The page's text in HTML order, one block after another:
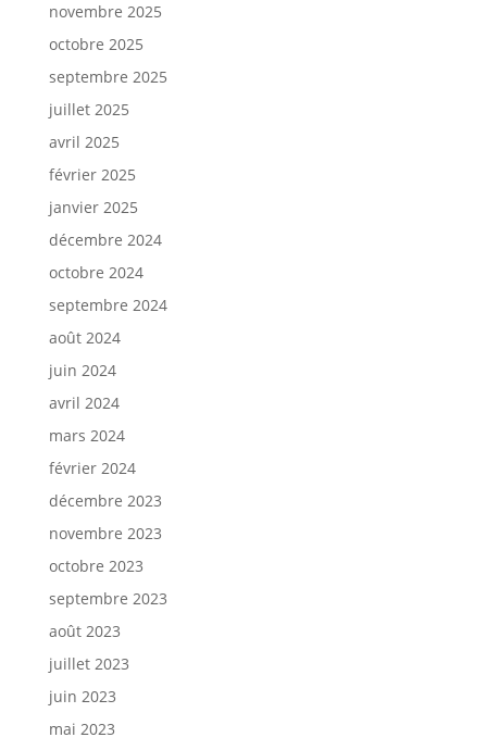
novembre 2025
octobre 2025
septembre 2025
juillet 2025
avril 2025
février 2025
janvier 2025
décembre 2024
octobre 2024
septembre 2024
août 2024
juin 2024
avril 2024
mars 2024
février 2024
décembre 2023
novembre 2023
octobre 2023
septembre 2023
août 2023
juillet 2023
juin 2023
mai 2023